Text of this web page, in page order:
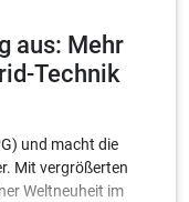
aus: Mehr
Technik
und macht die
Mit vergrößerten
Weltneuheit im